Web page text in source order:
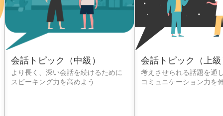
会話トピック（中級）
より長く、深い会話を続けるために
スピーキング力を高めよう
会話トピック（上
考えさせられる話題を通
コミュニケーション力を